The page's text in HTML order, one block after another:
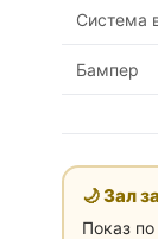
Система
Бампер
🌙 Зал
Показ